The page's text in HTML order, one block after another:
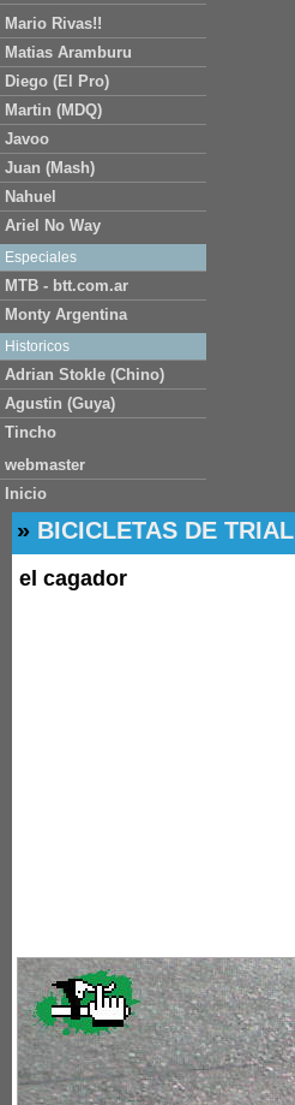
Mario Rivas!!
Matias Aramburu
Diego (El Pro)
Martin (MDQ)
Javoo
Juan (Mash)
Nahuel
Ariel No Way
Especiales
MTB - btt.com.ar
Monty Argentina
Historicos
Adrian Stokle (Chino)
Agustin (Guya)
Tincho
webmaster
Inicio
» BICICLETAS DE TRIAL
el cagador